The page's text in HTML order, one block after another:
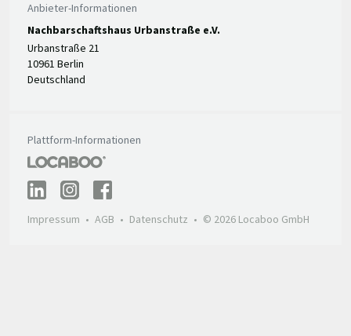
Anbieter-Informationen
Nachbarschaftshaus Urbanstraße e.V.
Urbanstraße 21
10961 Berlin
Deutschland
Plattform-Informationen
Impressum AGB Datenschutz © 2026 Locaboo GmbH